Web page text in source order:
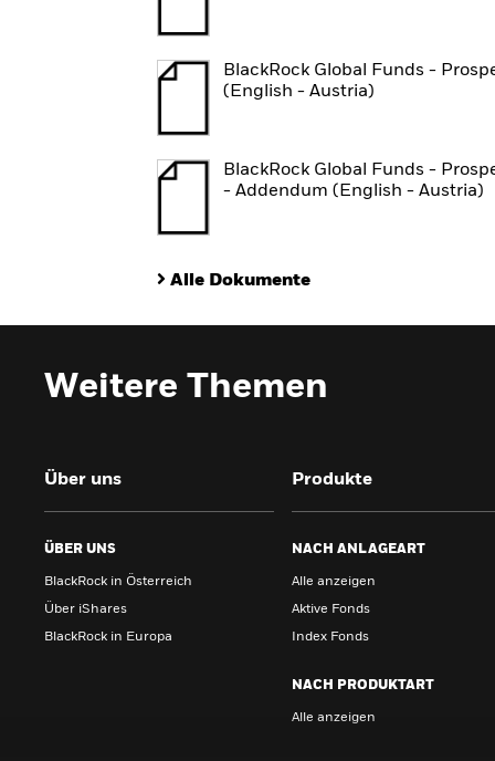
BlackRock Global Funds -
(English - Austria)
BlackRock Global Funds -
- Addendum (English - Austria)
Alle Dokumente
Weitere Themen
Über uns
ÜBER UNS
BlackRock in Österreich
Über iShares
BlackRock in Europa
Produkte
NACH ANLAGEART
Alle anzeigen
Aktive Fonds
Index Fonds
NACH PRODUKTART
Alle anzeigen